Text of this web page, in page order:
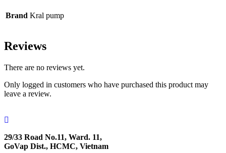
Brand Kral pump
Reviews
There are no reviews yet.
Only logged in customers who have purchased this product may
leave a review.
29/33 Road No.11, Ward. 11,
GoVap Dist., HCMC, Vietnam